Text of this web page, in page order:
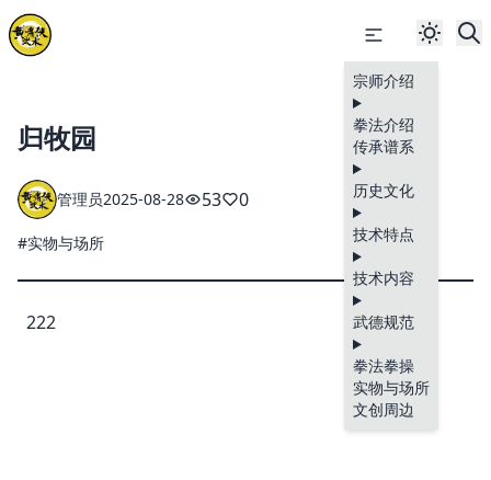
宗师介绍
拳法介绍
传承谱系
历史文化
技术特点
技术内容
武德规范
拳法拳操
实物与场所
文创周边
归牧园
管理员2025-08-28 53 0
#实物与场所
222